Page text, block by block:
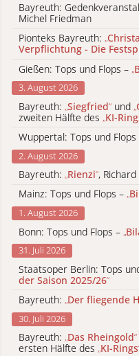
Bayreuth:
Michel Friedman
Pionteks Bayreuth: „
Verpflichtung - Die
Gießen: Tops und Flops – „
3. August 2026
Bayreuth: „Siegfried“ und „
zweiten Hälfte des „KI-
Wuppertal: Tops und Flops
2. August 2026
Bayreuth: „Rienzi“,
Mainz: Tops und Flops – „
1. August 2026
Bonn: Tops und Flops – „
31. Juli 2026
Staatsoper Berlin: Tops
der Saison 2025/26“
Bayreuth: „Der fliegende
30. Juli 2026
Bayreuth: „Das Rheingold“
ersten Hälfte des „KI-Rings